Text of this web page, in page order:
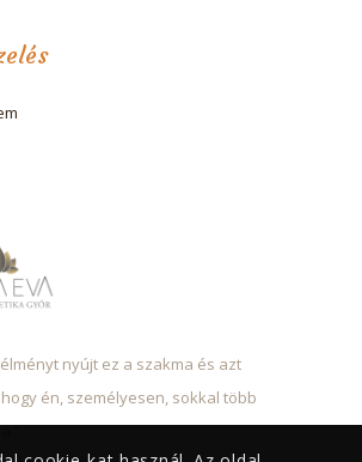
élményt nyújt ez a szakma és azt
én, személyesen, sokkal több